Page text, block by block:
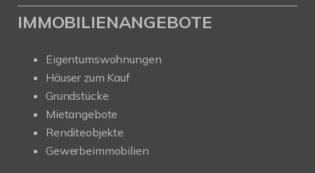
IMMOBILIENANGEBOTE
Eigentumswohnungen
Häuser zum Kauf
Grundstücke
Mietangebote
Renditeobjekte
Gewerbeimmobilien